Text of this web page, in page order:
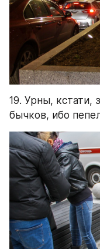
19. Урны, кстати,
бычков, ибо